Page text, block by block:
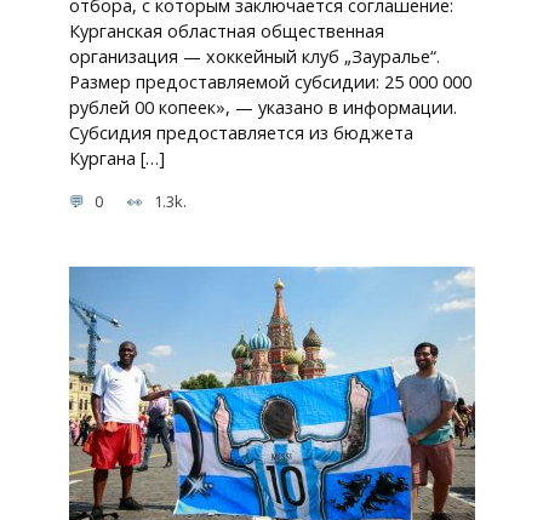
отбора, с которым заключается соглашение:
Курганская областная общественная
организация — хоккейный клуб „Зауралье“.
Размер предоставляемой субсидии: 25 000 000
рублей 00 копеек», — указано в информации.
Субсидия предоставляется из бюджета
Кургана […]
0 1.3k.